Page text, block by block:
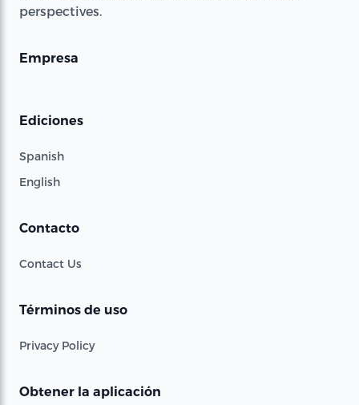
perspectives.
Empresa
Ediciones
Spanish
English
Contacto
Contact Us
Términos de uso
Privacy Policy
Obtener la aplicación